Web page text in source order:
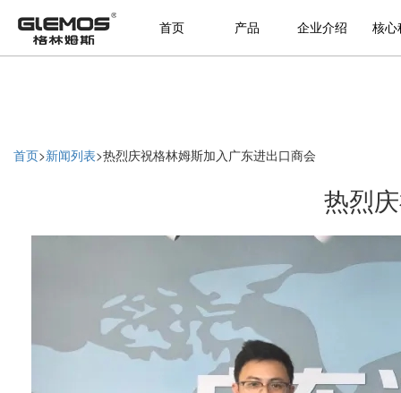
首页 产品 企业介绍 核心
首页>新闻列表>热烈庆祝格林姆斯加入广东进出口商会
热烈